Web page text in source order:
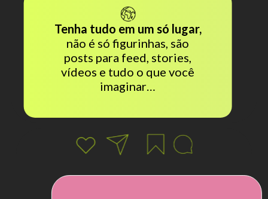
Tenha tudo em um só lugar,
não é só figurinhas, são
posts para feed, stories,
vídeos e tudo o que você
imaginar…